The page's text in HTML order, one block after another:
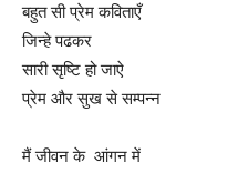
बहुत सी प्रेम कविताएँ
जिन्हे पढकर
सारी सृष्टि हो जाऐ
प्रेम और सुख से सम्पन्न
मैं जीवन के आंगन में